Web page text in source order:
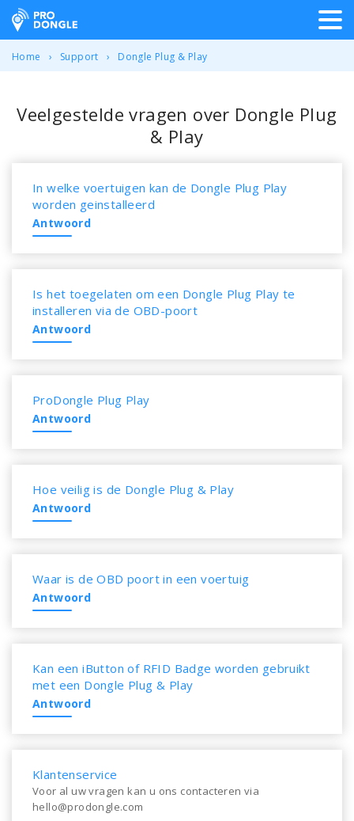
ProDongle Track & Trace
Home Support Dongle Plug & Play
Veelgestelde vragen over Dongle Plug
& Play
In welke voertuigen kan de Dongle Plug Play
worden geinstalleerd
Antwoord
Is het toegelaten om een Dongle Plug Play te
installeren via de OBD-poort
Antwoord
ProDongle Plug Play
Antwoord
Hoe veilig is de Dongle Plug & Play
Antwoord
Waar is de OBD poort in een voertuig
Antwoord
Kan een iButton of RFID Badge worden gebruikt
met een Dongle Plug & Play
Antwoord
Klantenservice
Voor al uw vragen kan u ons contacteren via
hello@prodongle.com